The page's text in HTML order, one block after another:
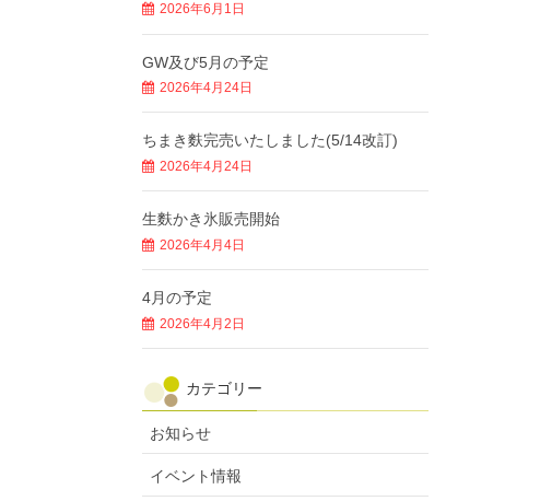
2026年6月1日
GW及び5月の予定
2026年4月24日
ちまき麩完売いたしました(5/14改訂)
2026年4月24日
生麩かき氷販売開始
2026年4月4日
4月の予定
2026年4月2日
カテゴリー
お知らせ
イベント情報